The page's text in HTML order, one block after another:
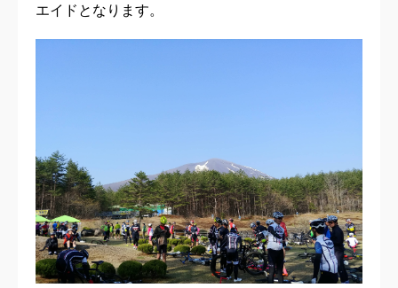
エイドとなります。